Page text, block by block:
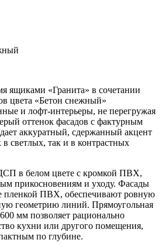
ящиками «Гранита» в сочетании
цвета «Бетон снежный»
и лофт-интерьеры, не перегружая
оттенок фасадов с фактурным
аккуратный, сдержанный акцент
светлых, так и в контрастных
в белом цвете с кромкой ПВХ,
прикосновениям и уходу. Фасады
ПВХ, обеспечивают ровную
геометрию линий. Прямоугольная
мм позволяет рационально
кухни или другого помещения,
по глубине.